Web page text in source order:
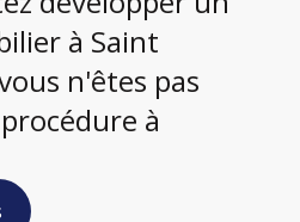
à Saint
n'êtes pas
à